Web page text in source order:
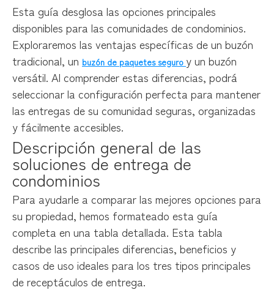
Esta guía desglosa las opciones principales
disponibles para las comunidades de condominios.
Exploraremos las ventajas específicas de un buzón
tradicional, un buzón de paquetes seguro y un buzón
versátil. Al comprender estas diferencias, podrá
seleccionar la configuración perfecta para mantener
las entregas de su comunidad seguras, organizadas
y fácilmente accesibles.
Descripción general de las
soluciones de entrega de
condominios
Para ayudarle a comparar las mejores opciones para
su propiedad, hemos formateado esta guía
completa en una tabla detallada. Esta tabla
describe las principales diferencias, beneficios y
casos de uso ideales para los tres tipos principales
de receptáculos de entrega.